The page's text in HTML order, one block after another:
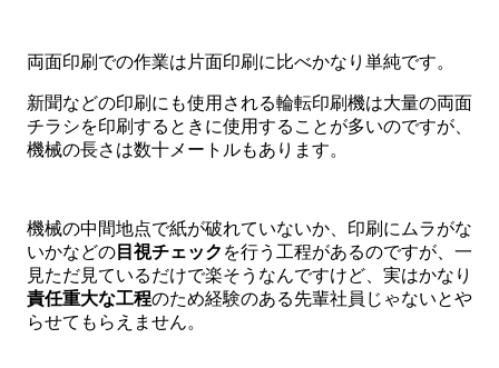
両面印刷での作業は片面印刷に比べかなり単純です。
新聞などの印刷にも使用される輪転印刷機は大量の両面
チラシを印刷するときに使用することが多いのですが、
機械の長さは数十メートルもあります。
機械の中間地点で紙が破れていないか、印刷にムラがな
いかなどの 目視チェック を行う工程があるのですが、一
見ただ見ているだけで楽そうなんですけど、実はかなり
責任重大な工程のため経験のある先輩社員じゃないとや
らせてもらえません。